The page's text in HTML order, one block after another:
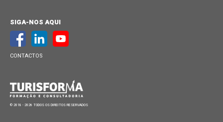
SIGA-NOS AQUI
CONTACTOS
© 2018 - 2026 TODOS OS DIREITOS RESERVADOS